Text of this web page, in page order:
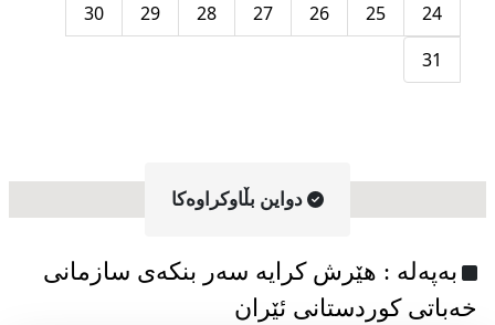
24
25
26
27
28
29
30
31
دواین بڵاوکراوه‌کا
به‌په‌له‌ : هێرش کرایە سەر بنکەی سازمانی
خەباتی کوردستانی ئێران